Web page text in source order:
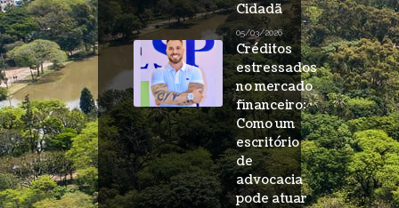
Cidadã
05/03/2026
Créditos
estressados
no mercado
financeiro:
Como um
escritório
de
advocacia
pode atuar